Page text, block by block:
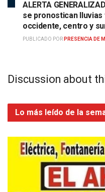
ALERTA
se pronostican
occidente, centro y
PUBLICADO POR PRESENCIA DE
Discussion about
Lo más leído de la